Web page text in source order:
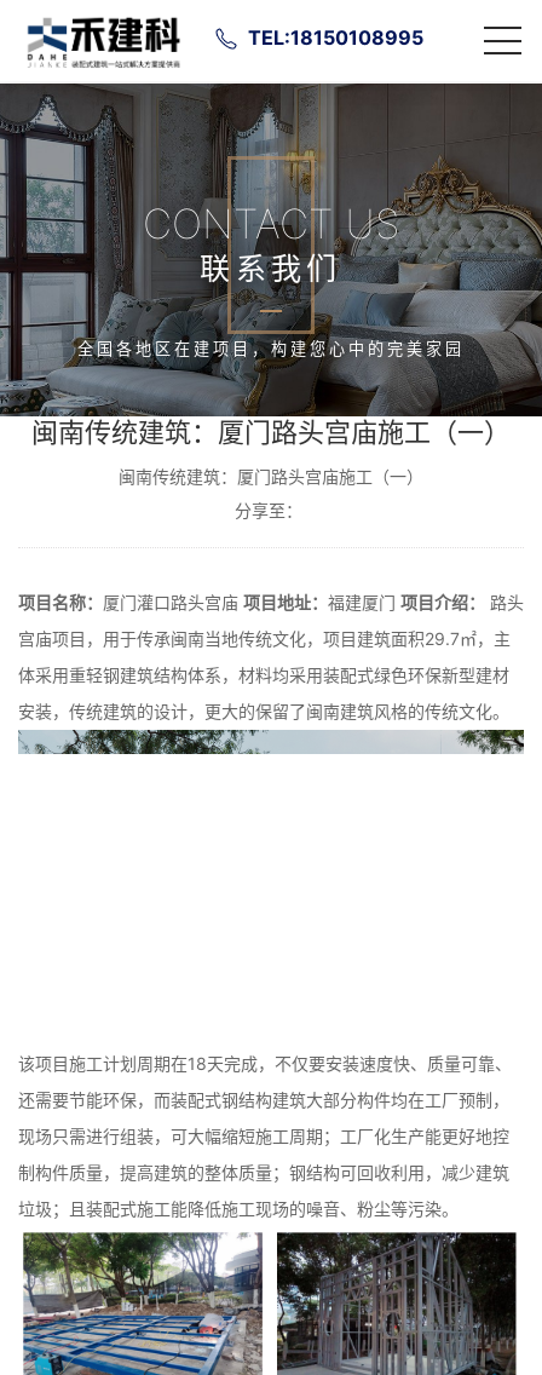
TEL:18150108995
CONTACT US
联系我们
全国各地区在建项目，构建您心中的完美家园
闽南传统建筑：厦门路头宫庙施工（一）
闽南传统建筑：厦门路头宫庙施工（一）
分享至：
​项目名称： 厦门灌口路头宫庙 项目地址： 福建厦门 项目介绍：
路头
宫庙项目，用于传承闽南当地传统文化，项目建筑面积29.7㎡，主
体采用重轻钢建筑结构体系，材料均采用装配式绿色环保新型建材
安装，传统建筑的设计，更大的保留了闽南建筑风格的传统文化。
该项目施工计划周期在18天完成，不仅要安装速度快、质量可靠、
还需要节能环保，而装配式钢结构建筑大部分构件均在工厂预制，
现场只需进行组装，可大幅缩短施工周期；工厂化生产能更好地控
制构件质量，提高建筑的整体质量；钢结构可回收利用，减少建筑
垃圾；且装配式施工能降低施工现场的噪音、粉尘等污染。